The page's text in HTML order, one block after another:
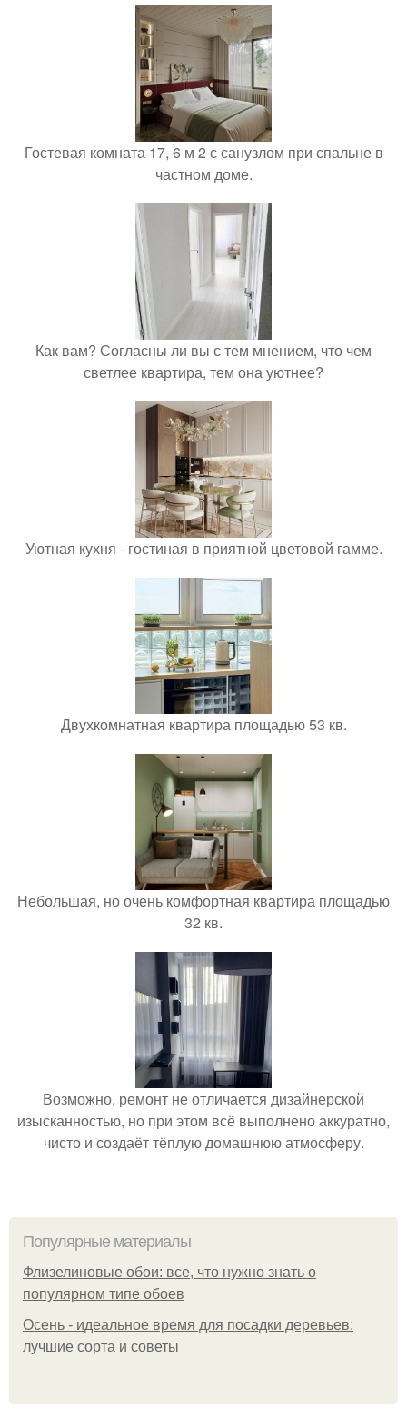
Гостевая комната 17, 6 м 2 с санузлом при спальне в
частном доме.
Как вам? Согласны ли вы с тем мнением, что чем
светлее квартира, тем она уютнее?
Уютная кухня - гостиная в приятной цветовой гамме.
Двухкомнатная квартира площадью 53 кв.
Небольшая, но очень комфортная квартира площадью
32 кв.
Возможно, ремонт не отличается дизайнерской
изысканностью, но при этом всё выполнено аккуратно,
чисто и создаёт тёплую домашнюю атмосферу.
Популярные материалы
Флизелиновые обои: все, что нужно знать о
популярном типе обоев
Осень - идеальное время для посадки деревьев:
лучшие сорта и советы